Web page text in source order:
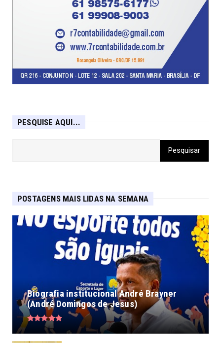
PESQUISE AQUI...
POSTAGENS MAIS LIDAS NA SEMANA
Biografia institucional André Brayner
(André Domingos de Jesus)